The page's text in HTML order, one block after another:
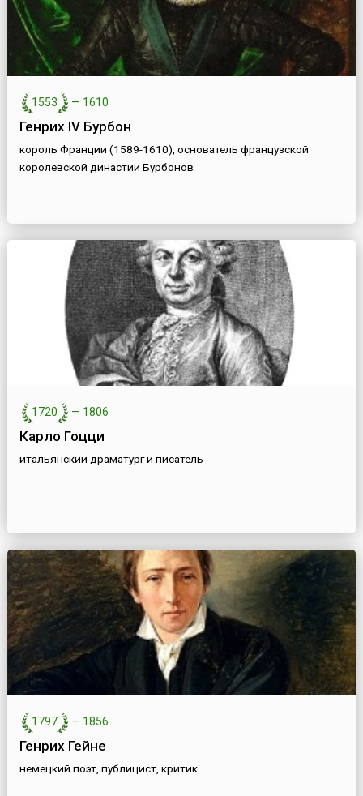
1553 — 1610
Генрих IV Бурбон
король Франции (1589-1610), основатель французской
королевской династии Бурбонов
1720 — 1806
Карло Гоцци
итальянский драматург и писатель
1797 — 1856
Генрих Гейне
немецкий поэт, публицист, критик